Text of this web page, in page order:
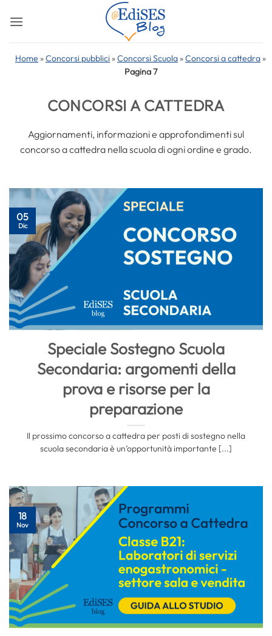
Home »Concorsi pubblici »Concorsi Scuola »Concorsi a cattedra »
Pagina 7
CONCORSI A CATTEDRA
Aggiornamenti, informazioni e approfondimenti sul
concorso a cattedra nella scuola di ogni ordine e grado.
Speciale Sostegno Scuola
Secondaria: argomenti della
prova e risorse per la
preparazione
Il prossimo concorso a cattedra per posti di sostegno nella
scuola secondaria è un’opportunità importante [...]
05
Dic
18
Nov